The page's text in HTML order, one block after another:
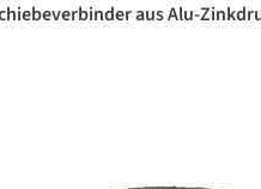
aus Alu-